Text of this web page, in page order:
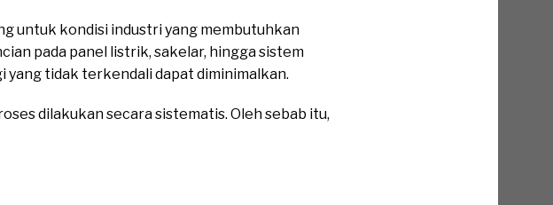
untuk kondisi industri yang membutuhkan
pada panel listrik, sakelar, hingga sistem
yang tidak terkendali dapat diminimalkan.
dilakukan secara sistematis. Oleh sebab itu,